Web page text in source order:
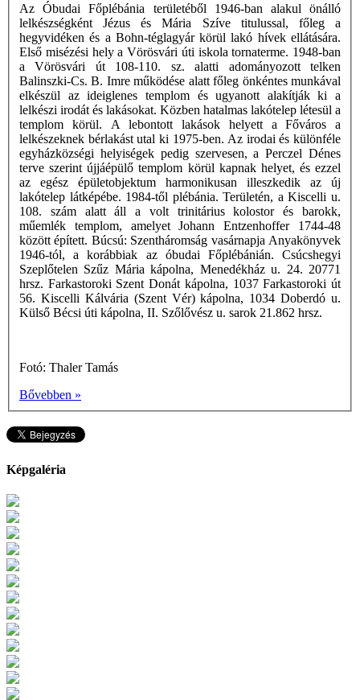
Az Óbudai Főplébánia területéből 1946-ban alakul önálló
lelkészségként Jézus és Mária Szíve titulussal, főleg a
hegyvidéken és a Bohn-téglagyár körül lakó hívek ellátására.
Első misézési hely a Vörösvári úti iskola tornaterme. 1948-ban
a Vörösvári út 108-110. sz. alatti adományozott telken
Balinszki-Cs. B. Imre működése alatt főleg önkéntes munkával
elkészül az ideiglenes templom és ugyanott alakítják ki a
lelkészi irodát és lakásokat. Közben hatalmas lakótelep létesül a
templom körül. A lebontott lakások helyett a Főváros a
lelkészeknek bérlakást utal ki 1975-ben. Az irodai és különféle
egyházközségi helyiségek pedig szervesen, a Perczel Dénes
terve szerint újjáépülő templom körül kapnak helyet, és ezzel
az egész épületobjektum harmonikusan illeszkedik az új
lakótelep látképébe. 1984-től plébánia. Területén, a Kiscelli u.
108. szám alatt áll a volt trinitárius kolostor és barokk,
műemlék templom, amelyet Johann Entzenhoffer 1744-48
között épített. Búcsú: Szentháromság vasárnapja Anyakönyvek
1946-tól, a korábbiak az óbudai Főplébánián. Csúcshegyi
Szeplőtelen Szűz Mária kápolna, Menedékház u. 24. 20771
hrsz. Farkastoroki Szent Donát kápolna, 1037 Farkastoroki út
56. Kiscelli Kálvária (Szent Vér) kápolna, 1034 Doberdó u.
Külső Bécsi úti kápolna, II. Szőlővész u. sarok 21.862 hrsz.
Fotó: Thaler Tamás
Bővebben »
Képgaléria